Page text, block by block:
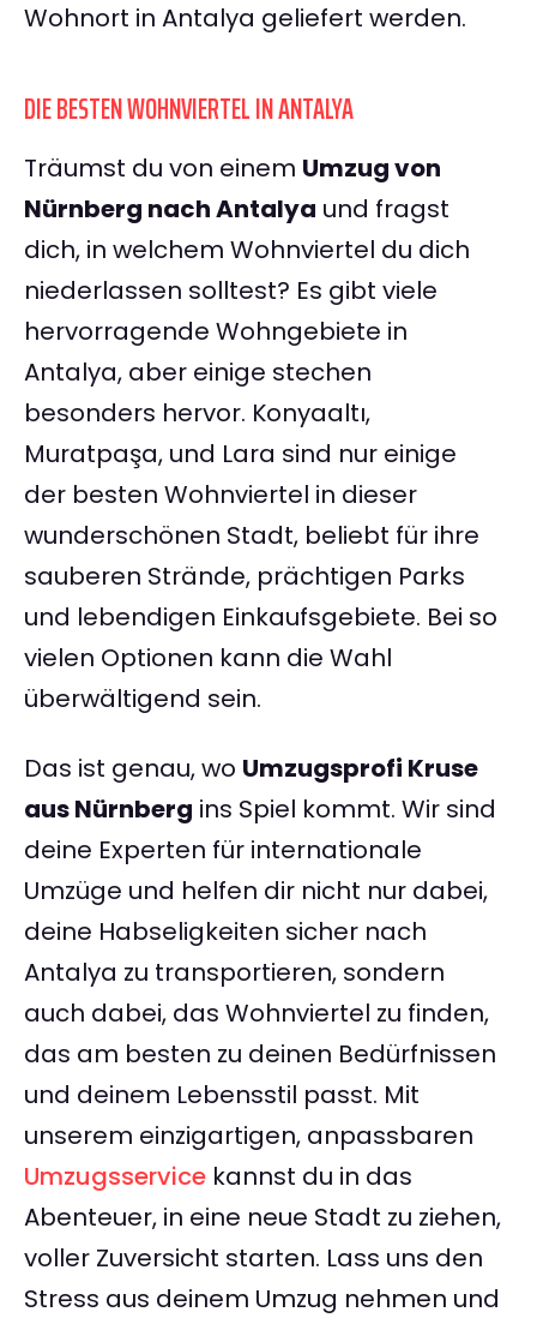
Wohnort in Antalya geliefert werden.
DIE BESTEN WOHNVIERTEL IN ANTALYA
Träumst du von einem Umzug von
Nürnberg nach Antalya und fragst
dich, in welchem Wohnviertel du dich
niederlassen solltest? Es gibt viele
hervorragende Wohngebiete in
Antalya, aber einige stechen
besonders hervor. Konyaaltı,
Muratpaşa, und Lara sind nur einige
der besten Wohnviertel in dieser
wunderschönen Stadt, beliebt für ihre
sauberen Strände, prächtigen Parks
und lebendigen Einkaufsgebiete. Bei so
vielen Optionen kann die Wahl
überwältigend sein.
Das ist genau, wo Umzugsprofi Kruse
aus Nürnberg ins Spiel kommt. Wir sind
deine Experten für internationale
Umzüge und helfen dir nicht nur dabei,
deine Habseligkeiten sicher nach
Antalya zu transportieren, sondern
auch dabei, das Wohnviertel zu finden,
das am besten zu deinen Bedürfnissen
und deinem Lebensstil passt. Mit
unserem einzigartigen, anpassbaren
Umzugsservice kannst du in das
Abenteuer, in eine neue Stadt zu ziehen,
voller Zuversicht starten. Lass uns den
Stress aus deinem Umzug nehmen und